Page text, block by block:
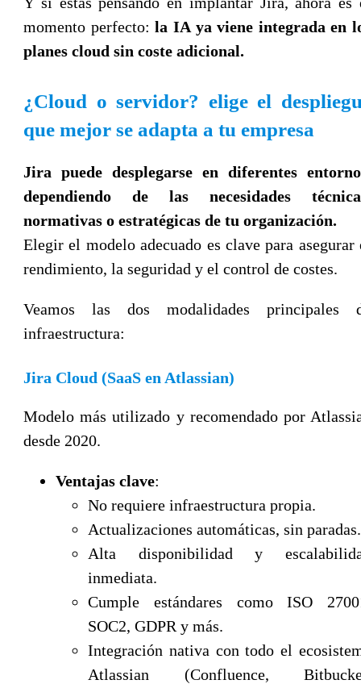
momento perfecto:la IA ya viene integrada en
planes cloud sin coste adicional.
¿Cloud o servidor? elige el
que mejor se adapta a tu empresa
Jira puede desplegarse en diferentes
dependiendo de las necesidades
normativas o estratégicas de tu organización.
Elegir el modelo adecuado es clave para asegurar
rendimiento, la seguridad y el control de costes.
Veamos las dos modalidades principales
infraestructura:
Jira Cloud (SaaS en Atlassian)
Modelo más utilizado y recomendado por
desde 2020.
Ventajas clave:
No requiere infraestructura propia.
Actualizaciones automáticas, sin paradas.
Alta disponibilidad y
inmediata.
Cumple estándares como ISO
SOC2, GDPR y más.
Integración nativa con todo el
Atlassian (Confluence,